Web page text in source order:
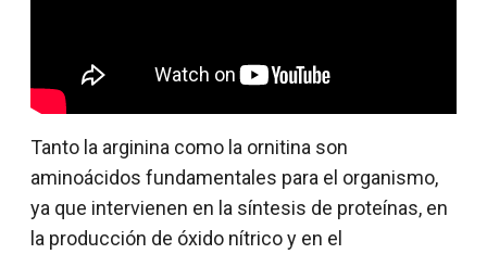
Tanto la arginina como la ornitina son
aminoácidos fundamentales para el organismo,
ya que intervienen en la síntesis de proteínas, en
la producción de óxido nítrico y en el